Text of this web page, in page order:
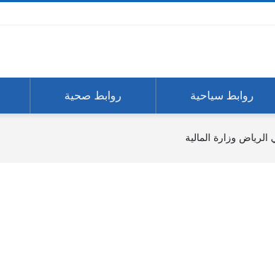
روابط سياحية روابط صحية
وزارة المالية